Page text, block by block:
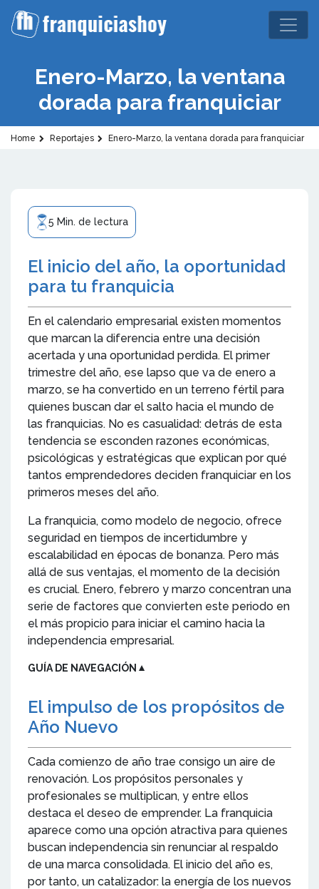
Enero-Marzo, la ventana
dorada para franquiciar
Home Reportajes Enero-Marzo, la ventana dorada para franquiciar
5 Min. de lectura
El inicio del año, la oportunidad
para tu franquicia
En el calendario empresarial existen momentos
que marcan la diferencia entre una decisión
acertada y una oportunidad perdida. El primer
trimestre del año, ese lapso que va de enero a
marzo, se ha convertido en un terreno fértil para
quienes buscan dar el salto hacia el mundo de
las franquicias. No es casualidad: detrás de esta
tendencia se esconden razones económicas,
psicológicas y estratégicas que explican por qué
tantos emprendedores deciden franquiciar en los
primeros meses del año.
La franquicia, como modelo de negocio, ofrece
seguridad en tiempos de incertidumbre y
escalabilidad en épocas de bonanza. Pero más
allá de sus ventajas, el momento de la decisión
es crucial. Enero, febrero y marzo concentran una
serie de factores que convierten este periodo en
el más propicio para iniciar el camino hacia la
independencia empresarial.
GUÍA DE NAVEGACIÓN ▼
El impulso de los propósitos de
Año Nuevo
Cada comienzo de año trae consigo un aire de
renovación. Los propósitos personales y
profesionales se multiplican, y entre ellos
destaca el deseo de emprender. La franquicia
aparece como una opción atractiva para quienes
buscan independencia sin renunciar al respaldo
de una marca consolidada. El inicio del año es,
por tanto, un catalizador: la energía de los nuevos